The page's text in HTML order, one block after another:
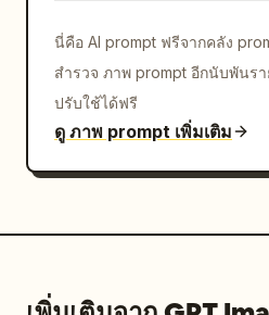
นี่คือ AI prompt ฟรีจากคลัง
สำรวจ ภาพ prompt อีกนับพันร
ปรับใช้ได้ฟรี
ดู ภาพ prompt เพิ่มเติม